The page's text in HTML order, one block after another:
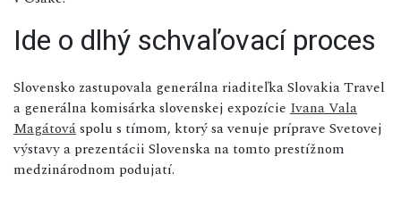
Ide o dlhý schvaľovací proces
Slovensko zastupovala generálna riaditeľka Slovakia Travel
a generálna komisárka slovenskej expozície Ivana Vala
Magátováspolu s tímom, ktorý sa venuje príprave Svetovej
výstavy a prezentácii Slovenska na tomto prestížnom
medzinárodnom podujatí.